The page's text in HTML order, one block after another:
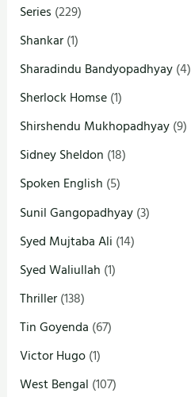
Series (229)
Shankar(1)
Sharadindu Bandyopadhyay(4)
Sherlock Homse(1)
Shirshendu Mukhopadhyay(9)
Sidney Sheldon (18)
Spoken English (5)
Sunil Gangopadhyay(3)
Syed Mujtaba Ali (14)
Syed Waliullah (1)
Thriller(138)
Tin Goyenda (67)
Victor Hugo(1)
West Bengal (107)